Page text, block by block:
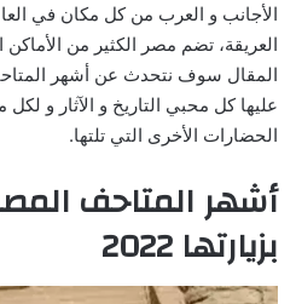
الأجانب و العرب من كل مكان في
العريقة، تضم مصر الكثير من الأماكن
المقال سوف نتحدث عن أشهر
عليها كل محبي التاريخ و الآثار و
الحضارات الأخرى التي تلتها.
أشهر المتاحف
بزيارتها 2022